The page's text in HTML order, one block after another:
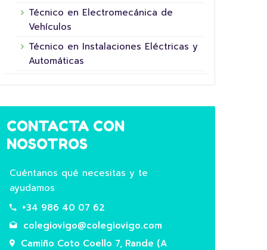
16 junio, 2026
Técnico en Electromecánica de
Vehículos
Técnico en Instalaciones Eléctricas y
Automáticas
CONTACTA CON
NOSOTROS
Cuéntanos qué necesitas y te
ayudamos
+34 986 40 07 62
colegiovigo@colegiovigo.com
Camiño Coto Coello 7, Rande (A